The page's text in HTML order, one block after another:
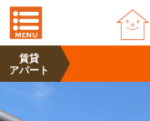
賃貸
アパート